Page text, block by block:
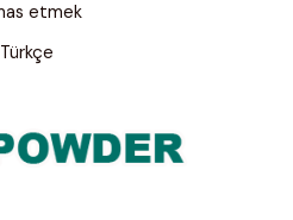
etmek
Türkçe